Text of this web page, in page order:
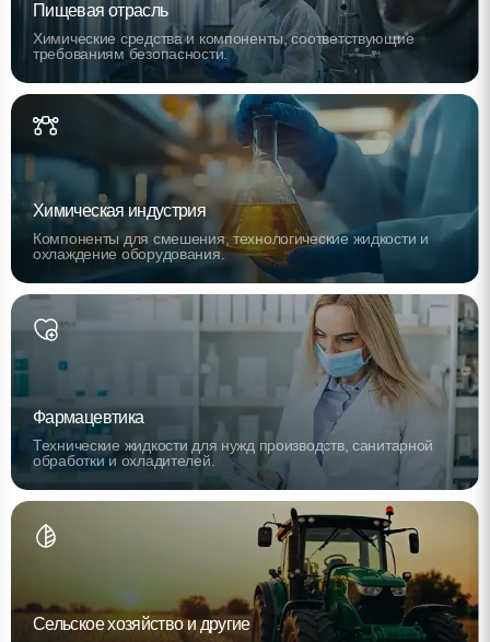
Пищевая отрасль
Химические средства и компоненты, соответствующие
требованиям безопасности.
Химическая индустрия
Компоненты для смешения, технологические жидкости и
охлаждение оборудования.
Фармацевтика
Технические жидкости для нужд производств, санитарной
обработки и охладителей.
Сельское хозяйство и другие